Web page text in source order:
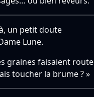
un petit doute
Lune.
graines faisaient route
toucher la brume ? »